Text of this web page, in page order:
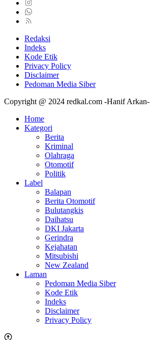
Redaksi
Indeks
Kode Etik
Privacy Policy
Disclaimer
Pedoman Media Siber
Copyright @ 2024 redkal.com -Hanif Arkan-
Home
Kategori
Berita
Kriminal
Olahraga
Otomotif
Politik
Label
Balapan
Berita Otomotif
Bulutangkis
Daihatsu
DKI Jakarta
Gerindra
Kejahatan
Mitsubishi
New Zealand
Laman
Pedoman Media Siber
Kode Etik
Indeks
Disclaimer
Privacy Policy